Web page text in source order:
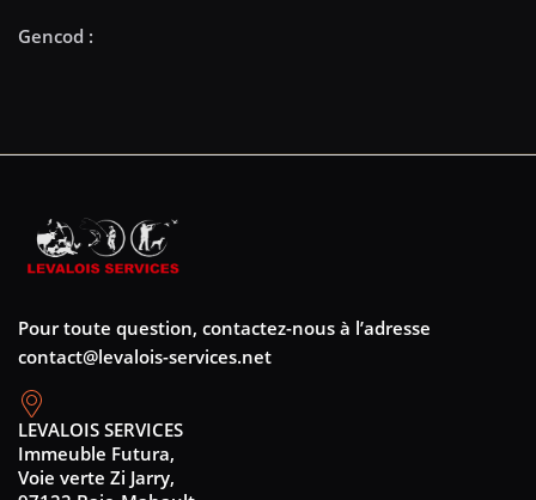
Pour toute question, contactez-nous à l’adresse
contact@levalois-services.net
LEVALOIS SERVICES
Immeuble Futura,
Voie verte Zi Jarry,